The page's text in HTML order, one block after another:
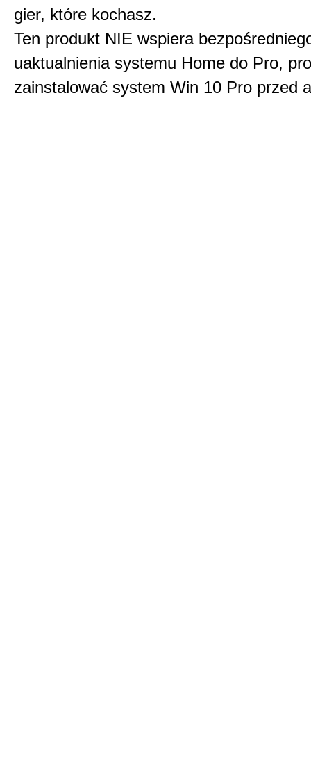
gier, które kochasz.
Ten produkt NIE wspiera
uaktualnienia systemu Home do Pro,
zainstalować system Win 10 Pro przed